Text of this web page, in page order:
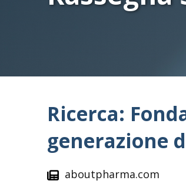
Ricerca:
generazione
aboutpharma.com